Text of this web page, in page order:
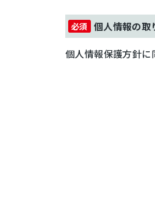
個人情報の取
個人情報保護方針に